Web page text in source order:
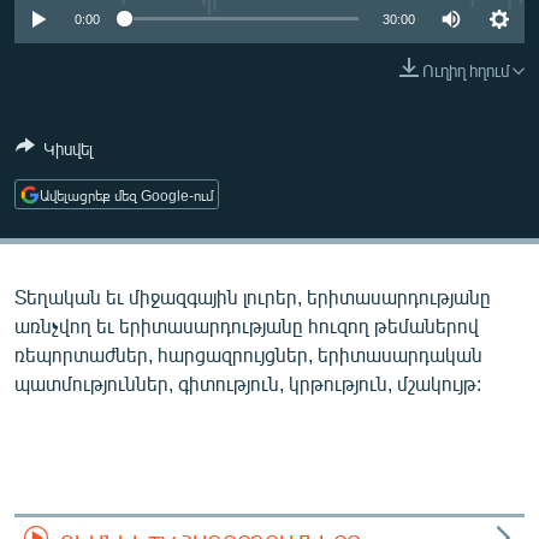
ՄԻՋԱԶԳԱՅԻՆ
ՄԵԿՆԱԲԱՆՈՒԹՅՈՒՆ
ՏՏ ԵՒ ԻՆՏԵՐՆԵՏ
ԿՈՐՈՆԱՎԻՐՈՒՍ
ՏԵՍԱՆՅՈՒԹԵՐ
ԲԱՆԱՎԵՃ
Հայերեն
0:00 30:00
Ուղիղ հղում
Կիսվել
Ավելացրեք մեզ Google-ում
Տեղական եւ միջազգային լուրեր, երիտասարդությանը
առնչվող եւ երիտասարդությանը հուզող թեմաներով
ռեպորտաժներ, հարցազրույցներ, երիտասարդական
պատմություններ, գիտություն, կրթություն, մշակույթ: